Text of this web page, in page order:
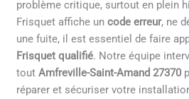
problème critique, surtout en plein
Frisquet affiche uncode erreur, ne
une fuite, il est essentiel de faire
Frisquet qualifié. Notre équipe
toutAmfreville-Saint-Amand 27370
réparer et sécuriser votre